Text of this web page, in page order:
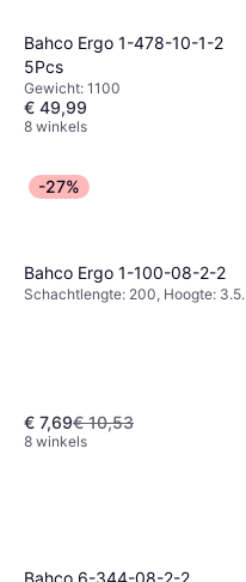
Bahco Ergo 1-478-10-1-2
5Pcs
Gewicht: 1100
€ 49,99
8 winkels
-27%
Bahco Ergo 1-100-08-2-2
Schachtlengte: 200, Hoogte: 3.5,
€ 7,69€ 10,53
8 winkels